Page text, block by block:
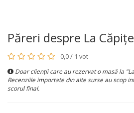
Păreri despre La Căpițe
0,0 / 1 vot
Doar clienții care au rezervat o masă la
Recenziile importate din alte surse au scop
scorul final.